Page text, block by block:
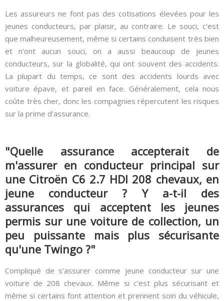
Les assureurs ne font pas des cotisations élevées pour les
jeunes conducteurs, par plaisir, au contraire. Le souci, c'est
que malheureusement, même si certains conduisent très bien
et n'ont aucun souci, on a aussi beaucoup de jeunes
conducteurs, sur la globalité, qui ont souvent des accidents.
La plupart du temps, ce sont des accidents lourds avec
voiture épave, et pareil en face. Généralement, cela nous
coûte très cher, donc les compagnies répercutent les risques
sur la prime d'assurance.
"Quelle assurance accepterait de
m'assurer en conducteur principal sur
une Citroën C6 2.7 HDI 208 chevaux, en
jeune conducteur ? Y a-t-il des
assurances qui acceptent les jeunes
permis sur une voiture de collection, un
peu puissante mais plus sécurisante
qu'une Twingo ?"
Compliqué de s'assurer comme jeune conducteur sur une
voiture de 208 chevaux. Même si c'est plus sécurisant et
même si certains font attention et prennent soin du véhicule,